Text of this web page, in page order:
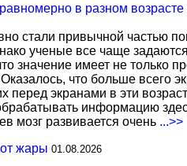
в разном возрасте
стали привычной частью
ученые все чаще
значение имеет не только
что больше
экранами в эти
информацию
мозг развивается очень ...>>
жары 01.08.2026